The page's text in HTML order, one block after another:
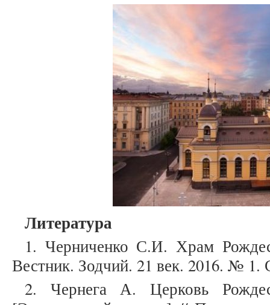
Литература
1. Черниченко С.И. Храм
Вестник. Зодчий. 21 век. 2016. № 1.
2. Чернега А. Церковь